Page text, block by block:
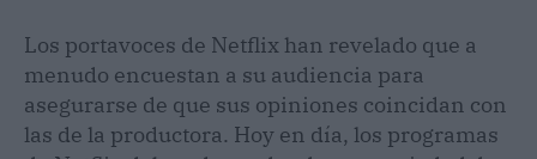
Los portavoces de Netflix han revelado que a
menudo encuestan a su audiencia para
asegurarse de que sus opiniones coincidan con
las de la productora. Hoy en día, los programas